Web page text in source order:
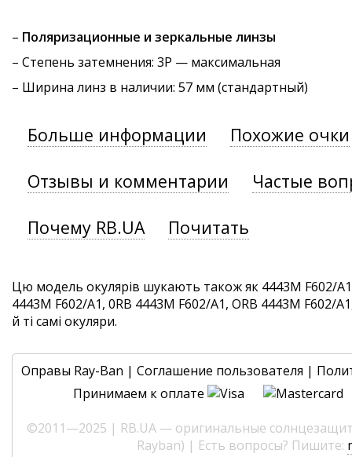
– Поляризационные и зеркальные линзы
– Степень затемнения: 3P — максимальная
– Ширина линз в наличии: 57 мм (стандартный)
Больше информации Похожие очки
Отзывы и комментарии Частые
Почему RB.UA Почитать
Цю модель окулярів шукають також як 4443M F602/
4443M F602/A1, 0RB 4443M F602/A1, ORB 4443M F602/
й ті самі окуляри.
Оправы Ray-Ban | Соглашение пользователя |
Принимаем к оплате
©2011—2025 | RB.UA — оригинальные
Rayban) | Есть вопросы? Пишите: